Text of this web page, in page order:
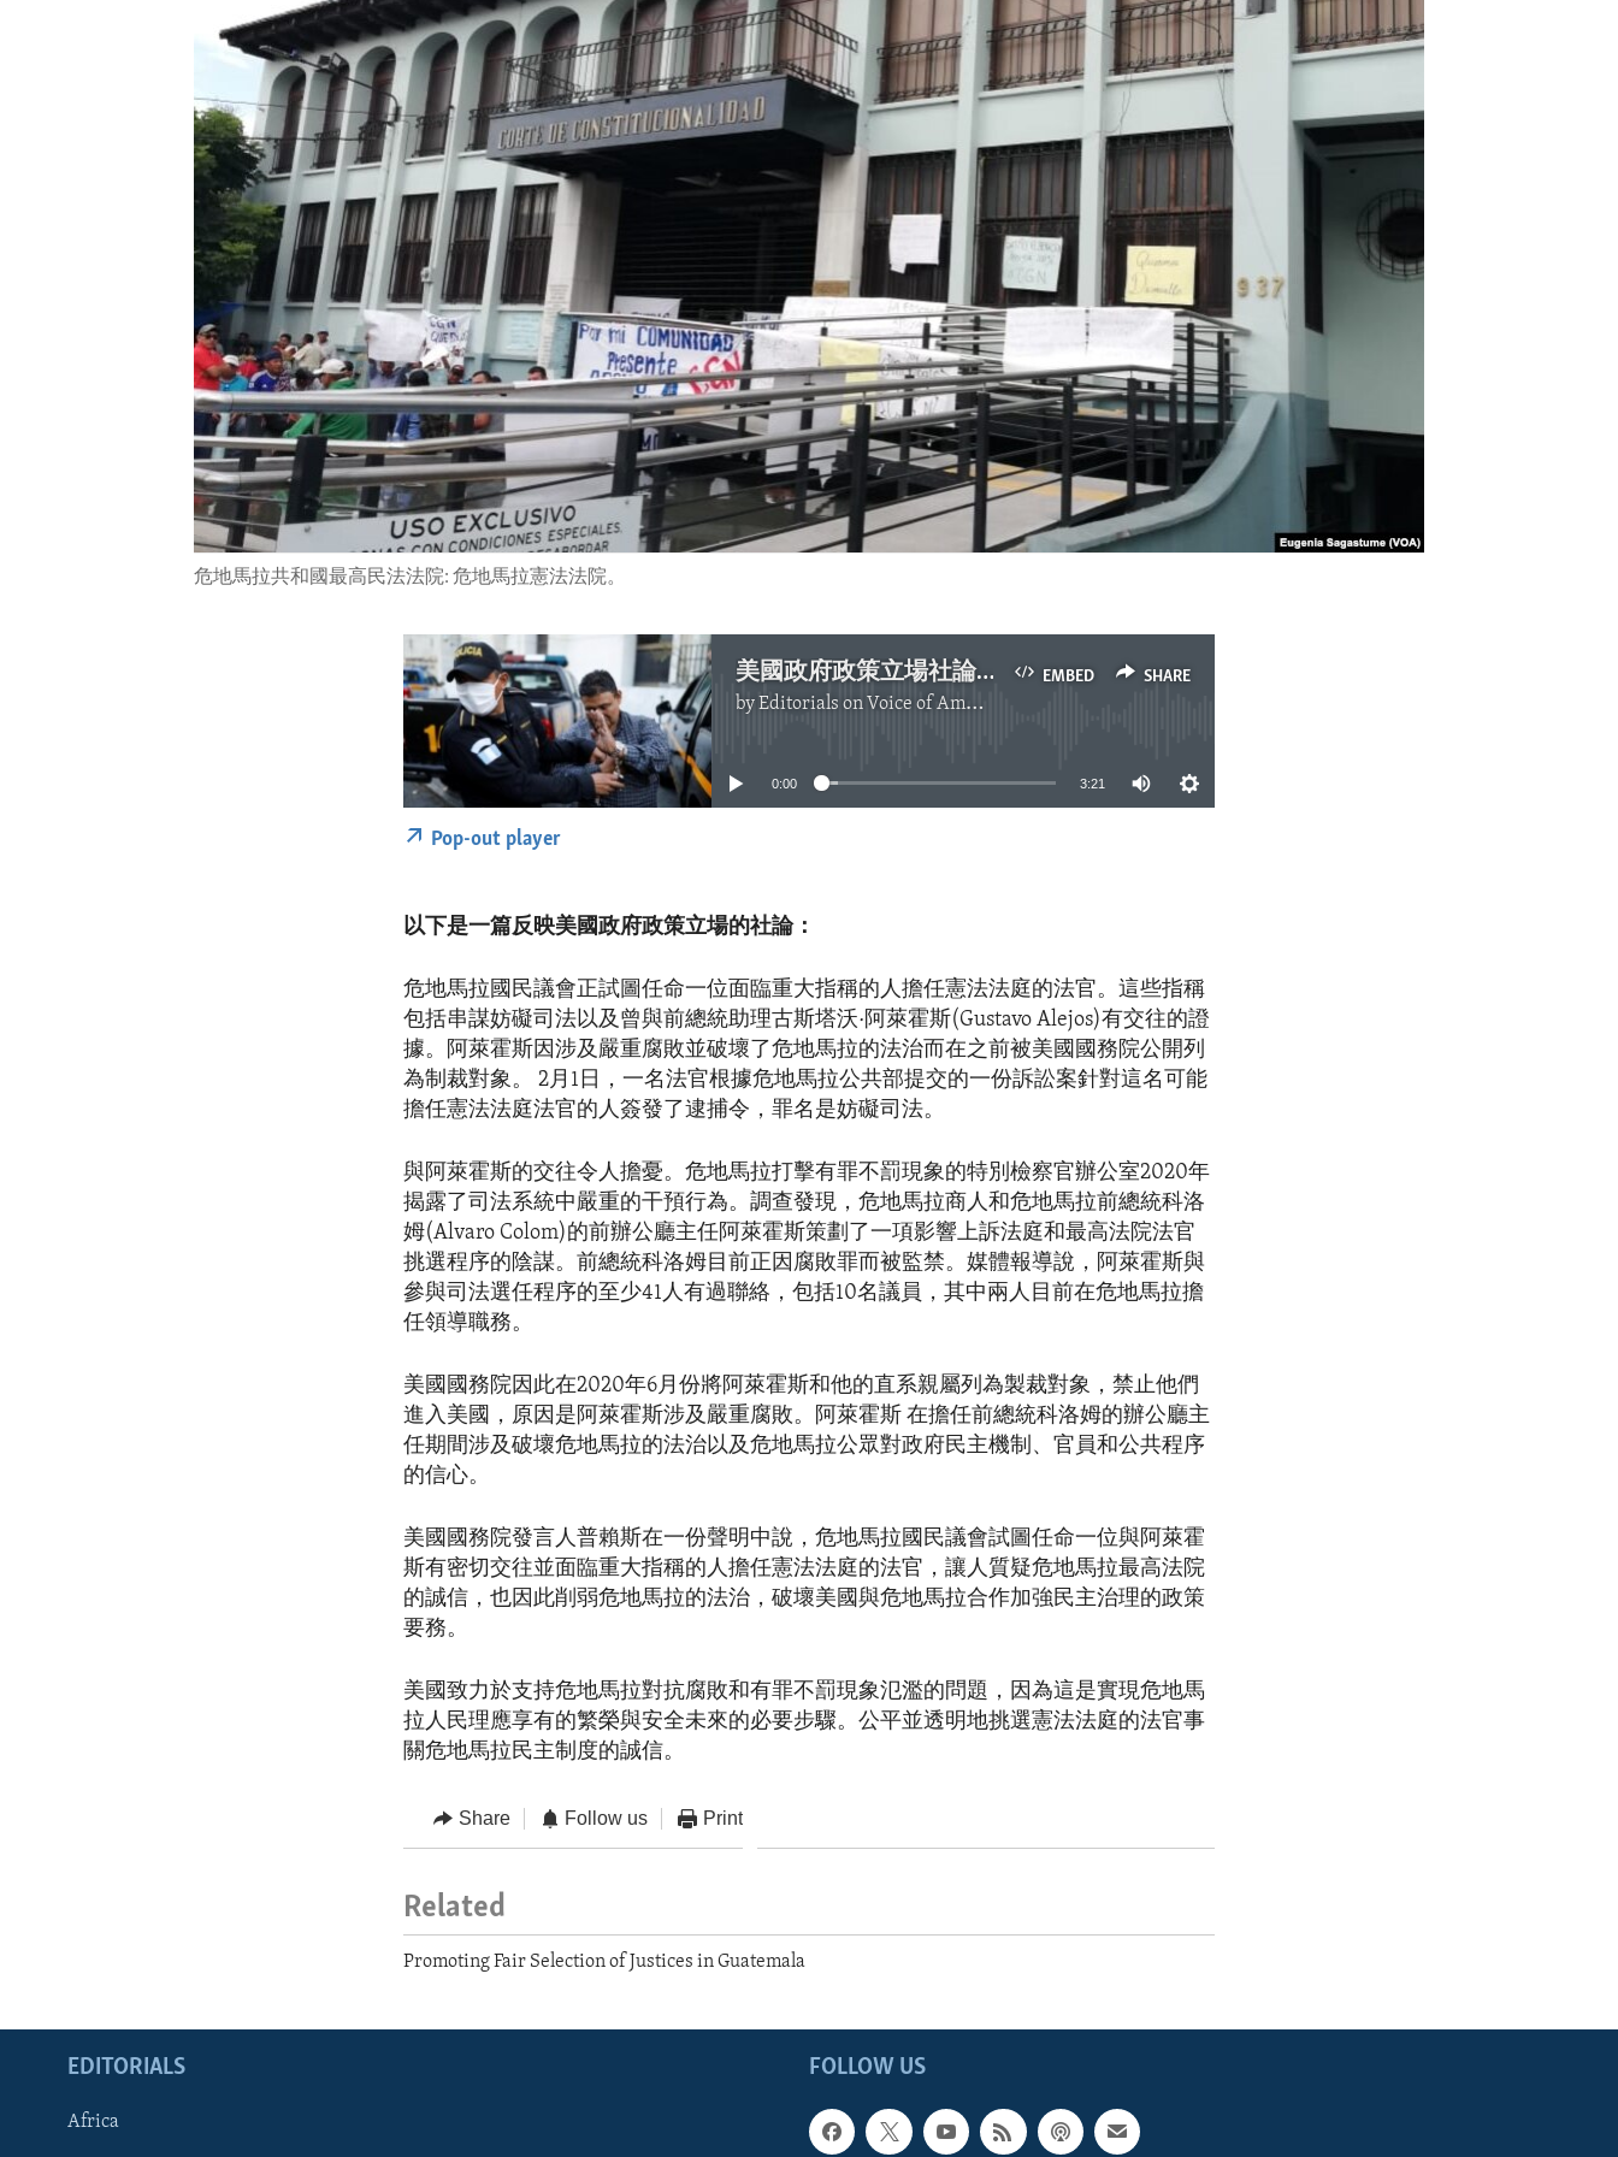
IDEALS AND INSTITUTIONS
危地馬拉共和國最高民法法院: 危地馬拉憲法法院。
EMBED SHARE
美國政府政策立場社論：倡導危地馬拉公平選任法官
byEditorials on Voice of America
No media source currently available
0:00 3:21
Pop-out player
以下是一篇反映美國政府政策立場的社論：
危地馬拉國民議會正試圖任命一位面臨重大指稱的人擔任憲法法庭的法官。這些指稱
包括串謀妨礙司法以及曾與前總統助理古斯塔沃·阿萊霍斯(Gustavo Alejos)有交往的證
據。阿萊霍斯因涉及嚴重腐敗並破壞了危地馬拉的法治而在之前被美國國務院公開列
為制裁對象。 2月1日，一名法官根據危地馬拉公共部提交的一份訴訟案針對這名可能
擔任憲法法庭法官的人簽發了逮捕令，罪名是妨礙司法。
與阿萊霍斯的交往令人擔憂。危地馬拉打擊有罪不罰現象的特別檢察官辦公室2020年
揭露了司法系統中嚴重的干預行為。調查發現，危地馬拉商人和危地馬拉前總統科洛
姆(Alvaro Colom)的前辦公廳主任阿萊霍斯策劃了一項影響上訴法庭和最高法院法官
挑選程序的陰謀。前總統科洛姆目前正因腐敗罪而被監禁。媒體報導說，阿萊霍斯與
參與司法選任程序的至少41人有過聯絡，包括10名議員，其中兩人目前在危地馬拉擔
任領導職務。
美國國務院因此在2020年6月份將阿萊霍斯和他的直系親屬列為製裁對象，禁止他們
進入美國，原因是阿萊霍斯涉及嚴重腐敗。阿萊霍斯 在擔任前總統科洛姆的辦公廳主
任期間涉及破壞危地馬拉的法治以及危地馬拉公眾對政府民主機制、官員和公共程序
的信心。
美國國務院發言人普賴斯在一份聲明中說，危地馬拉國民議會試圖任命一位與阿萊霍
斯有密切交往並面臨重大指稱的人擔任憲法法庭的法官，讓人質疑危地馬拉最高法院
的誠信，也因此削弱危地馬拉的法治，破壞美國與危地馬拉合作加強民主治理的政策
要務。
美國致力於支持危地馬拉對抗腐敗和有罪不罰現象氾濫的問題，因為這是實現危地馬
拉人民理應享有的繁榮與安全未來的必要步驟。公平並透明地挑選憲法法庭的法官事
關危地馬拉民主制度的誠信。
Share Follow us Print
Related
Promoting Fair Selection of Justices in Guatemala
FOLLOW US
EDITORIALS
Africa